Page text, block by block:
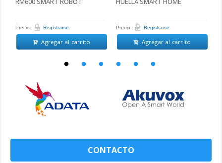
Precio: Registrarse
Agregar al carrito
Precio: Registrarse
Agregar al carrito
CONTACTO